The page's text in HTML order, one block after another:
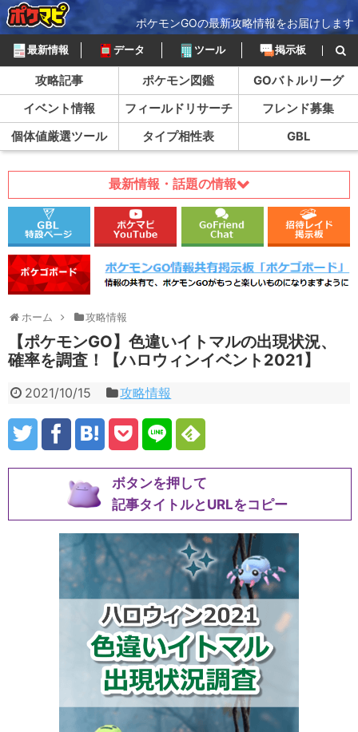
ポケモンGOの最新攻略情報をお届けします
最新情報 データ ツール 掲示板
攻略記事 ポケモン図鑑
GOバトルリーグ
イベント情報
フィールドリサーチ
フレンド募集
個体値厳選ツール
タイプ相性表 GBL
最新情報・話題の情報
ホーム 攻略情報
【ポケモンGO】色違いイトマルの出現状況、
確率を調査！【ハロウィンイベント2021】
2021/10/15 攻略情報
ボタンを押して
記事タイトルとURLをコピー